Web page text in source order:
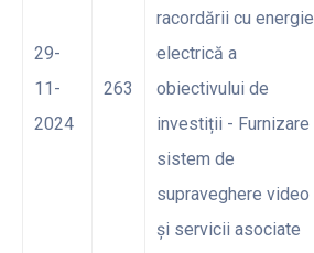
29-
11-
2024
263
racordării cu energie
electrică a
obiectivului de
investiții - Furnizare
sistem de
supraveghere video
și servicii asociate